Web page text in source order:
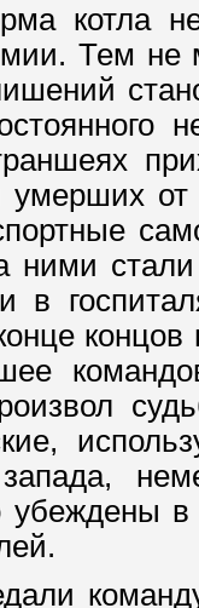
котла
Тем не
умерших
ними
в
концов
убеждены